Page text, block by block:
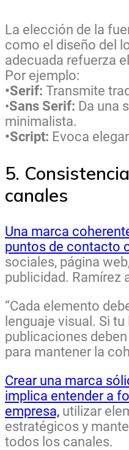
La elección de la
como el diseño del
adecuada refuerza
Por ejemplo:
•Serif: Transmite
•Sans Serif: Da una
minimalista.
•Script: Evoca
5.
canales
Una marca
puntos de contacto
sociales, página
publicidad. Ramírez
“Cada elemento
lenguaje visual. Si
publicaciones
para mantener la
Crear una marca
implica entender a
empresa, utilizar
estratégicos y
todos los canales.